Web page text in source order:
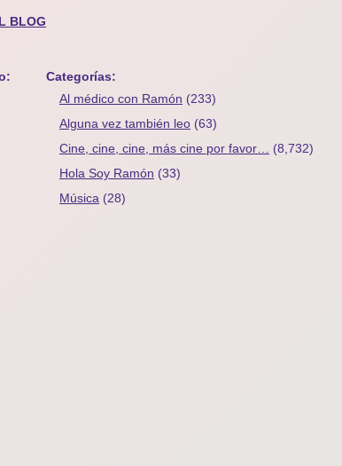
BLOG
Categorías:
Al médico con Ramón (233)
Alguna vez también leo (63)
Cine, cine, cine, más cine por favor…
(8,732)
Hola Soy Ramón (33)
Música (28)